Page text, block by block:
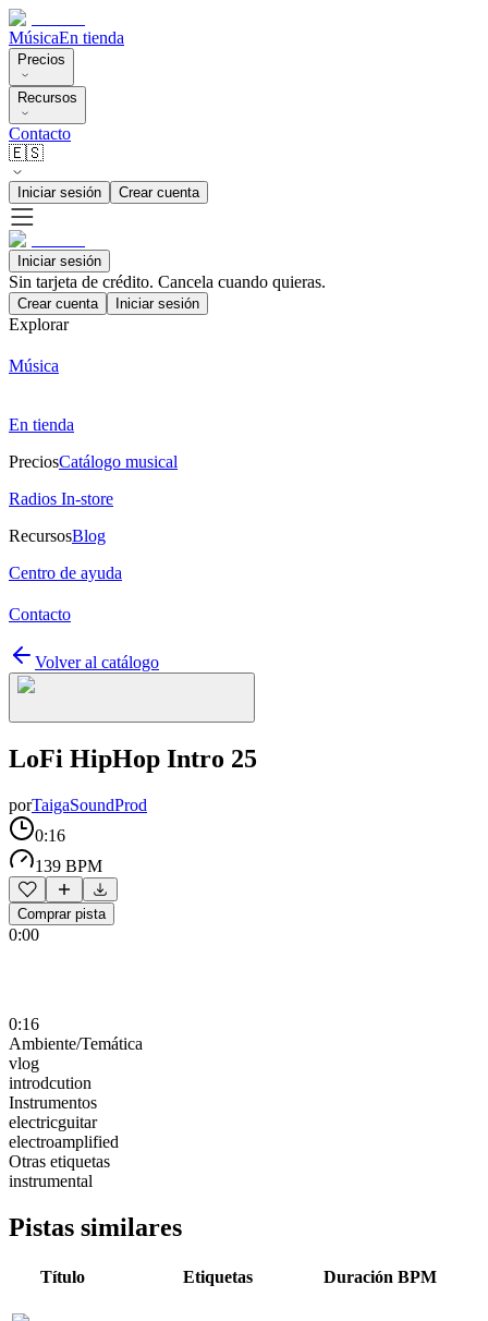
MúsicaEn tienda
Precios
Recursos
Contacto
🇪🇸
Iniciar sesión Crear cuenta
Iniciar sesión
Sin tarjeta de crédito. Cancela cuando quieras.
Crear cuenta Iniciar sesión
Explorar
Música
En tienda
PreciosCatálogo musical
Radios In-store
RecursosBlog
Centro de ayuda
Contacto
Volver al catálogo
LoFi HipHop Intro 25
porTaigaSoundProd
0:16
139 BPM
Comprar pista
0:00
0:16
Ambiente/Temática
vlog
introdcution
Instrumentos
electricguitar
electroamplified
Otras etiquetas
instrumental
Pistas similares
Título Etiquetas Duración BPM